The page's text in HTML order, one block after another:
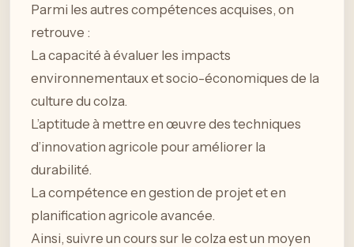
Parmi les autres compétences acquises, on
retrouve :
La capacité à évaluer les impacts
environnementaux et socio-économiques de la
culture du colza.
L’aptitude à mettre en œuvre des techniques
d’innovation agricole pour améliorer la
durabilité.
La compétence en gestion de projet et en
planification agricole avancée.
Ainsi, suivre un cours sur le colza est un moyen